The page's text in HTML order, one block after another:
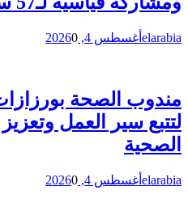
elarabia أغسطس 4, 2026 0
مندوب الصحة
لتتبع سير العمل
الصحية
elarabia أغسطس 4, 2026 0